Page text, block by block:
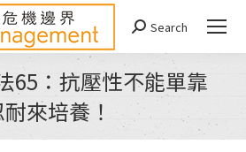
Search:
Search
65：抗壓性不能單靠
來培養！
You are here: